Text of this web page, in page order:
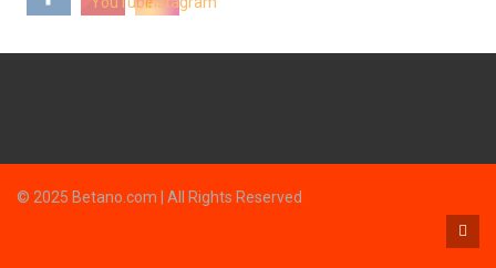
© 2025 Betano.com | All Rights Reserved